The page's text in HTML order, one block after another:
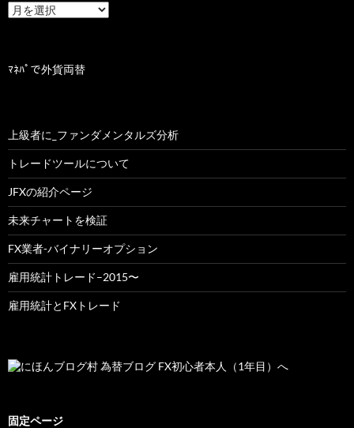
ア
ー
ブ
ﾏﾈﾊﾟで外貨両替
上級者に_ファンダメンタルズ分析
トレードツールについて
JFXの紹介ページ
未来チャートを検証
FX業者-バイナリーオプション
雇用統計トレード–2015〜
雇用統計とFXトレード
固定ページ